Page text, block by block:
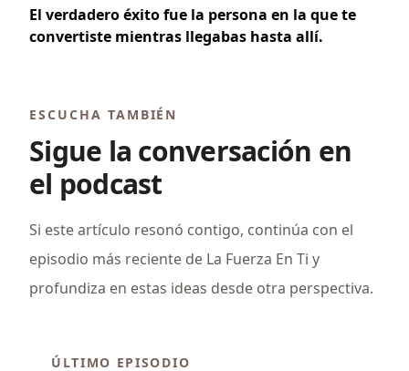
El verdadero éxito fue la persona en la que te
convertiste mientras llegabas hasta allí.
ESCUCHA TAMBIÉN
Sigue la conversación en
el podcast
Si este artículo resonó contigo, continúa con el
episodio más reciente de La Fuerza En Ti y
profundiza en estas ideas desde otra perspectiva.
ÚLTIMO EPISODIO